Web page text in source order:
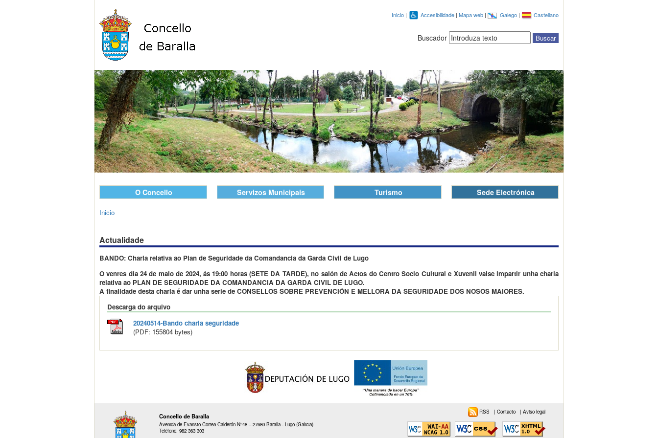
Inicio | Accesibilidade | Mapa web | Galego | Castellano
Buscador
O Concello Servizos Municipais Turismo Sede Electrónica
Inicio
Actualidade
BANDO: Charla relativa ao Plan de Seguridade da Comandancia da Garda Civil de Lugo
O venres día 24 de maio de 2024, ás 19:00 horas (SETE DA TARDE), no salón de Actos do Centro Socio Cultural e Xuvenil vaise impartir unha charla
relativa ao PLAN DE SEGURIDADE DA COMANDANCIA DA GARDA CIVIL DE LUGO.
A finalidade desta charla é dar unha serie de CONSELLOS SOBRE PREVENCIÓN E MELLORA DA SEGURIDADE DOS NOSOS MAIORES.
Descarga do arquivo
20240514-Bando charla seguridade
(PDF: 155804 bytes)
Concello de Baralla
Avenida de Evaristo Correa Calderón N°48 – 27680 Baralla - Lugo (Galicia)
Teléfono: 982 363 303
RSS |Contacto |Aviso legal